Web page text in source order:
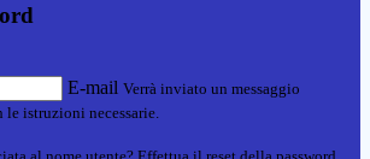
E-mail Verrà inviato un messaggio
istruzioni necessarie.